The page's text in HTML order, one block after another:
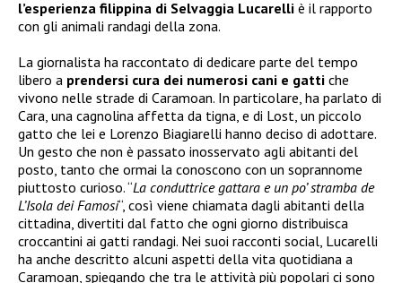
l’esperienza filippina di Selvaggia Lucarelli è il rapporto
con gli animali randagi della zona.
La giornalista ha raccontato di dedicare parte del tempo
libero a prendersi cura dei numerosi cani e gatti che
vivono nelle strade di Caramoan. In particolare, ha parlato di
Cara, una cagnolina affetta da tigna, e di Lost, un piccolo
gatto che lei e Lorenzo Biagiarelli hanno deciso di adottare.
Un gesto che non è passato inosservato agli abitanti del
posto, tanto che ormai la conoscono con un soprannome
piuttosto curioso. “La conduttrice gattara e un po’ stramba de
L’Isola dei Famosi“, così viene chiamata dagli abitanti della
cittadina, divertiti dal fatto che ogni giorno distribuisca
croccantini ai gatti randagi. Nei suoi racconti social, Lucarelli
ha anche descritto alcuni aspetti della vita quotidiana a
Caramoan, spiegando che tra le attività più popolari ci sono